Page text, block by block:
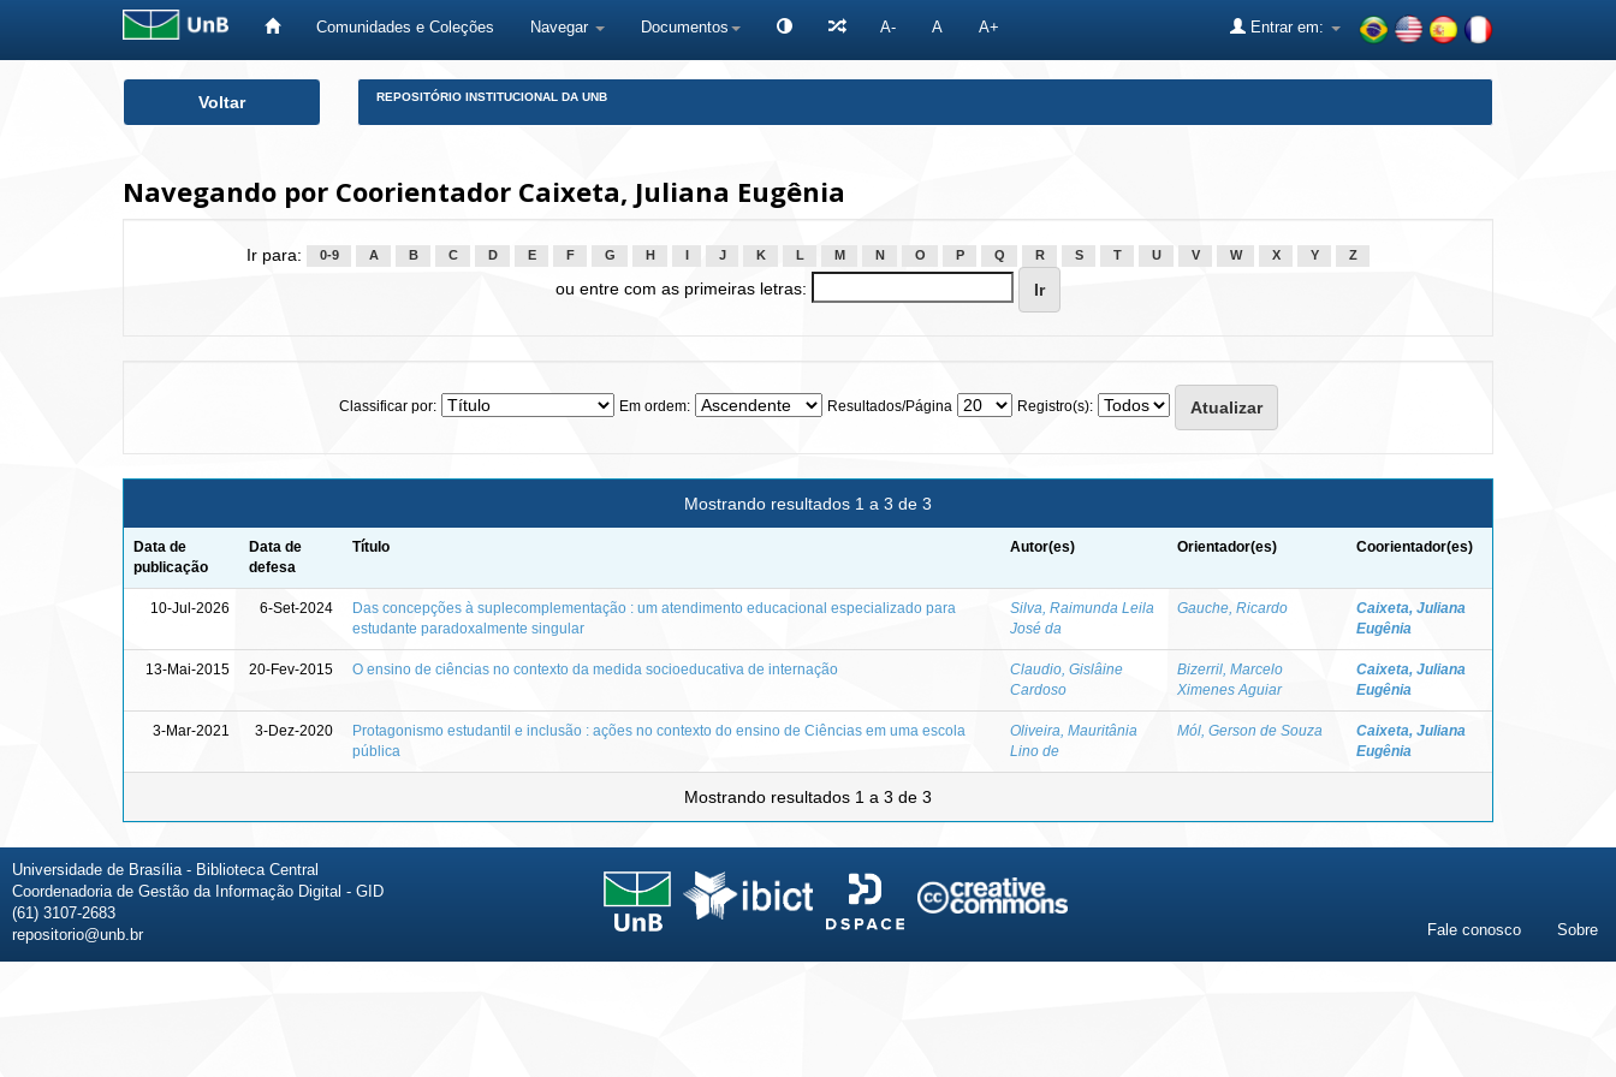
Comunidades e Coleções Navegar Documentos A- A A+ Entrar em:
Voltar REPOSITÓRIO INSTITUCIONAL DA UNB
Navegando por Coorientador Caixeta, Juliana Eugênia
Ir para: 0-9 A B C D E F G H J K L M N O P Q R S T U V W X Y Z
ou entre com as primeiras letras:
Classificar por: Em ordem: Resultados/Página Registro(s):
Mostrando resultados 1 a 3 de 3
Data de
publicação
Data de
defesa
Título Autor(es) Orientador(es) Coorientador(es)
10-Jul-2026 6-Set-2024
Das concepções à suplecomplementação : um atendimento educacional especializado para
estudante paradoxalmente singular
Silva, Raimunda Leila
José da
Gauche, Ricardo
Caixeta, Juliana
Eugênia
13-Mai-2015 20-Fev-2015 O ensino de ciências no contexto da medida socioeducativa de internação
Claudio, Gislâine
Cardoso
Bizerril, Marcelo
Ximenes Aguiar
Caixeta, Juliana
Eugênia
3-Mar-2021 3-Dez-2020
Protagonismo estudantil e inclusão : ações no contexto do ensino de Ciências em uma escola
pública
Oliveira, Mauritânia
Lino de
Mól, Gerson de Souza
Caixeta, Juliana
Eugênia
Mostrando resultados 1 a 3 de 3
Universidade de Brasília - Biblioteca Central
Coordenadoria de Gestão da Informação Digital - GID
(61) 3107-2683
repositorio@unb.br
Fale conosco Sobre